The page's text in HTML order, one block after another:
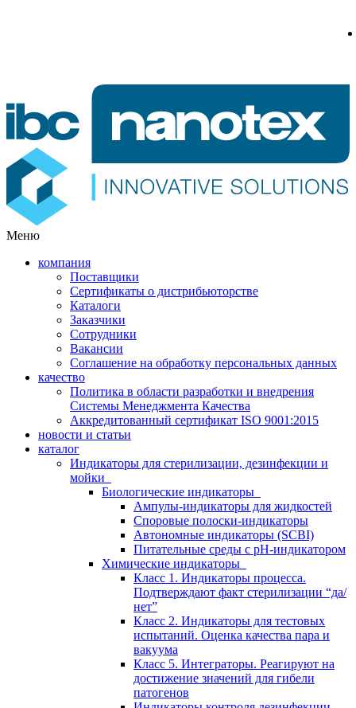
Меню
компания
Поставщики
Сертификаты о дистрибьюторстве
Каталоги
Заказчики
Сотрудники
Вакансии
Соглашение на обработку персональных данных
качество
Политика в области разработки и внедрения
Системы Менеджмента Качества
Аккредитованный сертификат ISO 9001:2015
новости и статьи
каталог
Индикаторы для стерилизации, дезинфекции и
мойки
Биологические индикаторы
Ампулы-индикаторы для жидкостей
Споровые полоски-индикаторы
Автономные индикаторы (SCBI)
Питательные среды с рН-индикатором
Химические индикаторы
Класс 1. Индикаторы процесса.
Подтверждают факт стерилизации “да/
нет”
Класс 2. Индикаторы для тестовых
испытаний. Оценка качества пара и
вакуума
Класс 5. Интеграторы. Реагируют на
достижение значений для гибели
патогенов